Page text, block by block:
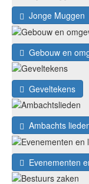
Jonge Muggen
Gebouw en
Geveltekens
Ambachts
Evenementen